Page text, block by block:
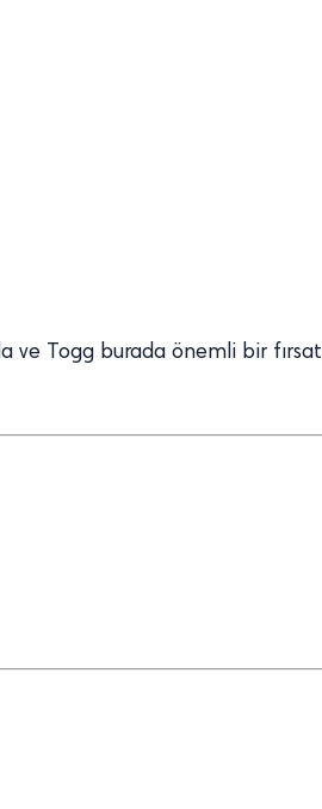
ve Togg burada önemli bir fırsat